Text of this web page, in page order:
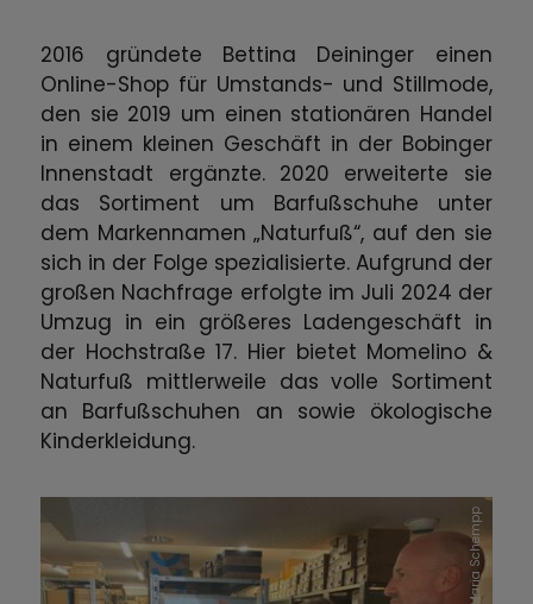
2016 gründete Bettina Deininger einen
Online-Shop für Umstands- und Stillmode,
den sie 2019 um einen stationären Handel
in einem kleinen Geschäft in der Bobinger
Innenstadt ergänzte. 2020 erweiterte sie
das Sortiment um Barfußschuhe unter
dem Markennamen „Naturfuß“, auf den sie
sich in der Folge spezialisierte. Aufgrund der
großen Nachfrage erfolgte im Juli 2024 der
Umzug in ein größeres Ladengeschäft in
der Hochstraße 17. Hier bietet Momelino &
Naturfuß mittlerweile das volle Sortiment
an Barfußschuhen an sowie ökologische
Kinderkleidung.
Maria Schempp